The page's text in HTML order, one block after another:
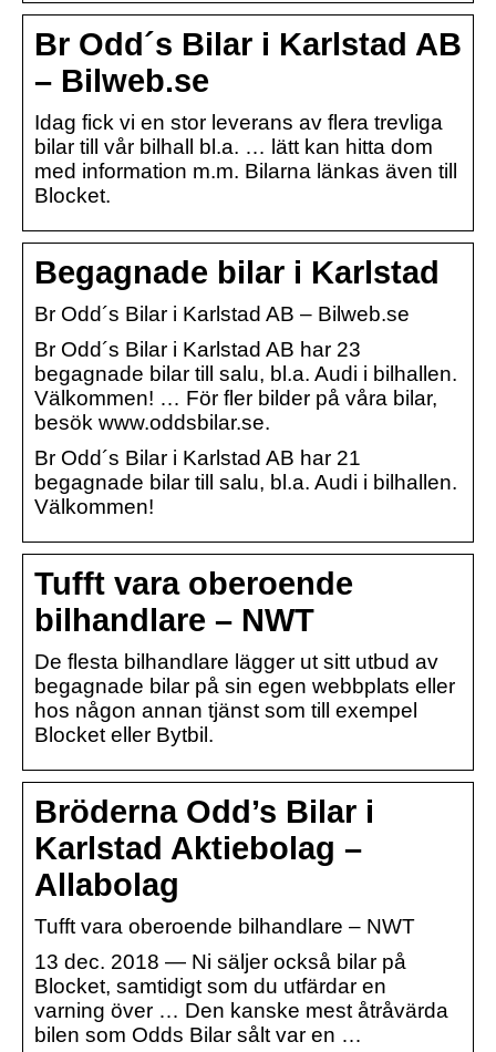
Br Odd´s Bilar i Karlstad AB
– Bilweb.se
Idag fick vi en stor leverans av flera trevliga
bilar till vår bilhall bl.a. … lätt kan hitta dom
med information m.m. Bilarna länkas även till
Blocket.
Begagnade bilar i Karlstad
Br Odd´s Bilar i Karlstad AB – Bilweb.se
Br Odd´s Bilar i Karlstad AB har 23
begagnade bilar till salu, bl.a. Audi i bilhallen.
Välkommen! … För fler bilder på våra bilar,
besök www.oddsbilar.se.
Br Odd´s Bilar i Karlstad AB har 21
begagnade bilar till salu, bl.a. Audi i bilhallen.
Välkommen!
Tufft vara oberoende
bilhandlare – NWT
De flesta bilhandlare lägger ut sitt utbud av
begagnade bilar på sin egen webbplats eller
hos någon annan tjänst som till exempel
Blocket eller Bytbil.
Bröderna Odd’s Bilar i
Karlstad Aktiebolag –
Allabolag
Tufft vara oberoende bilhandlare – NWT
13 dec. 2018 — Ni säljer också bilar på
Blocket, samtidigt som du utfärdar en
varning över … Den kanske mest åtråvärda
bilen som Odds Bilar sålt var en …